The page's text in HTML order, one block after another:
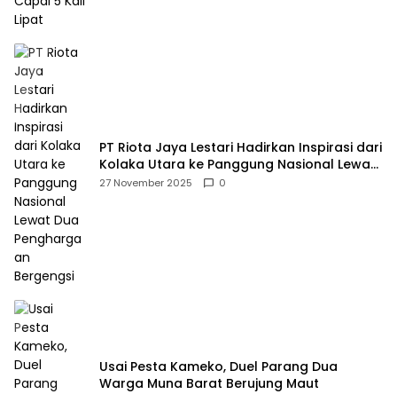
PT Riota Jaya Lestari Hadirkan Inspirasi dari
Kolaka Utara ke Panggung Nasional Lewat
Dua Penghargaan Bergengsi
27 November 2025 0
Usai Pesta Kameko, Duel Parang Dua
Warga Muna Barat Berujung Maut